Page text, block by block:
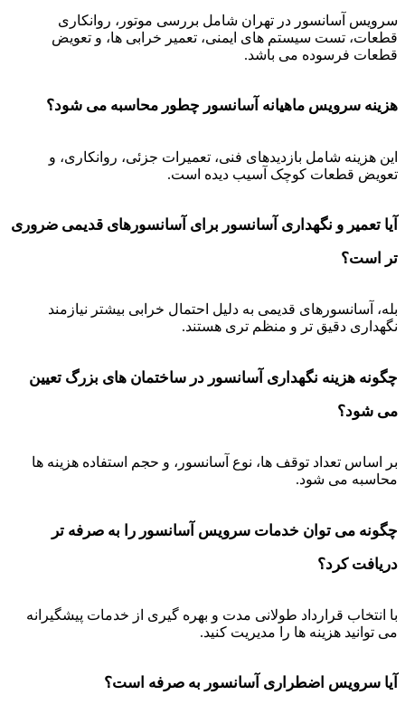
سرویس آسانسور در تهران شامل بررسی موتور، روانکاری
قطعات، تست سیستم های ایمنی، تعمیر خرابی ها، و تعویض
قطعات فرسوده می باشد.
هزینه سرویس ماهیانه آسانسور چطور محاسبه می شود؟
این هزینه شامل بازدیدهای فنی، تعمیرات جزئی، روانکاری، و
تعویض قطعات کوچک آسیب دیده است.
آیا تعمیر و نگهداری آسانسور برای آسانسورهای قدیمی ضروری
تر است؟
بله، آسانسورهای قدیمی به دلیل احتمال خرابی بیشتر نیازمند
نگهداری دقیق تر و منظم تری هستند.
چگونه هزینه نگهداری آسانسور در ساختمان های بزرگ تعیین
می شود؟
بر اساس تعداد توقف ها، نوع آسانسور، و حجم استفاده هزینه ها
محاسبه می شود.
چگونه می توان خدمات سرویس آسانسور را به صرفه تر
دریافت کرد؟
با انتخاب قرارداد طولانی مدت و بهره گیری از خدمات پیشگیرانه
می توانید هزینه ها را مدیریت کنید.
آیا سرویس اضطراری آسانسور به صرفه است؟